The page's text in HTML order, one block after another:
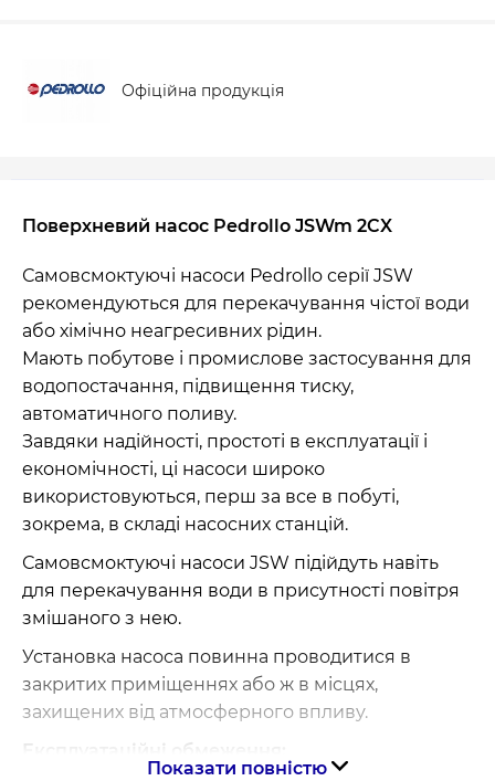
Офіційна продукція
Поверхневий насос Pedrollo JSWm 2CX
Самовсмоктуючі насоси Pedrollo серії JSW
рекомендуються для перекачування чістої води
або хімічно неагресивних рідин.
Мають побутове і промислове застосування для
водопостачання, підвищення тиску,
автоматичного поливу.
Завдяки надійності, простоті в експлуатації і
економічності, ці насоси широко
використовуються, перш за все в побуті,
зокрема, в складі насосних станцій.
Самовсмоктуючі насоси JSW підійдуть навіть
для перекачування води в присутності повітря
змішаного з нею.
Установка насоса повинна проводитися в
закритих приміщеннях або ж в місцях,
захищених від атмосферного впливу.
Експлуатаційні обмеження:
Показати повністю